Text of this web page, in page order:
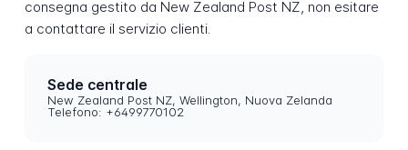
consegna gestito da New Zealand Post NZ, non esitare
a contattare il servizio clienti.
Sede centrale
New Zealand Post NZ, Wellington, Nuova Zelanda
Telefono: +6499770102